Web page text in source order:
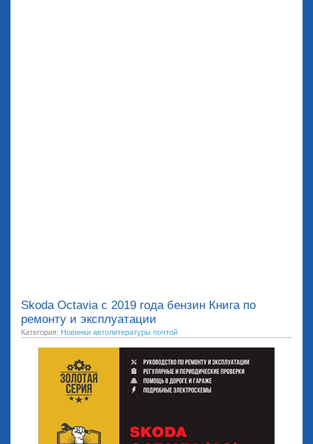
Skoda Octavia с 2019 года бензин Книга по
ремонту и эксплуатации
Категория: Новинки автолитературы почтой